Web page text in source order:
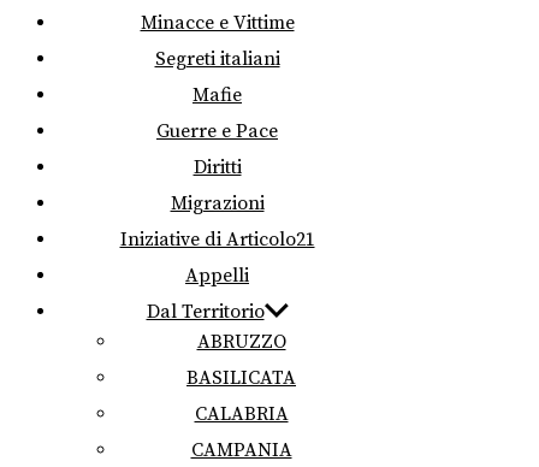
Minacce e Vittime
Segreti italiani
Mafie
Guerre e Pace
Diritti
Migrazioni
Iniziative di Articolo21
Appelli
Dal Territorio
ABRUZZO
BASILICATA
CALABRIA
CAMPANIA